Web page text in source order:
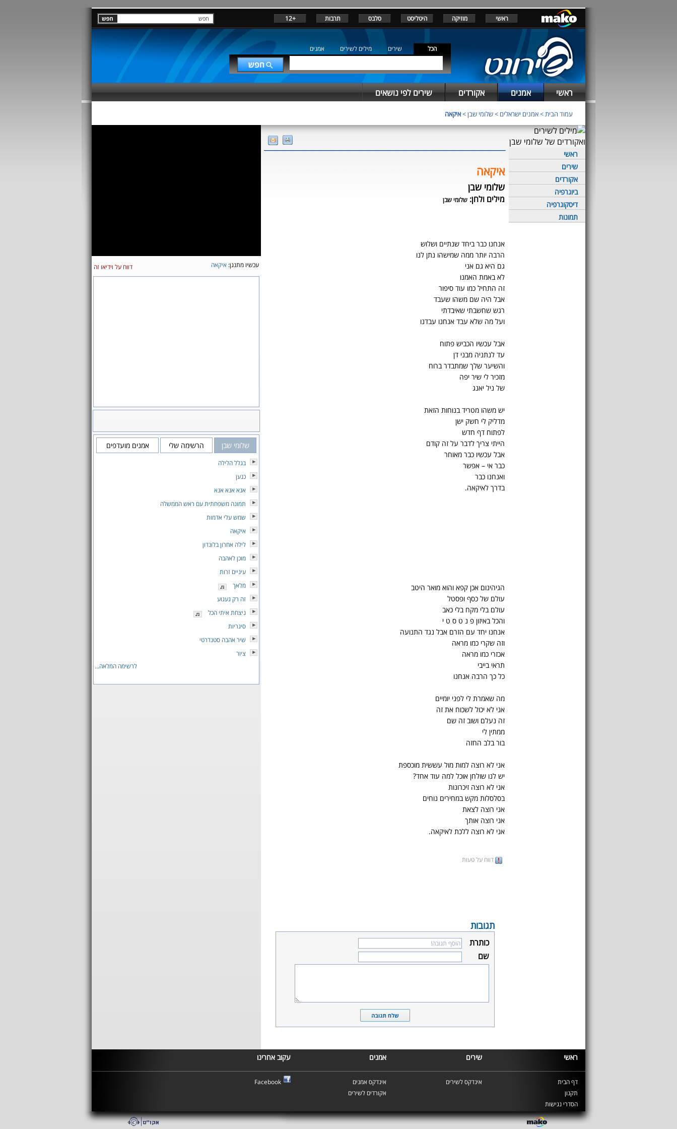
ראשי מוזיקה היטליסט סלבס תרבות +12
הכל שירים מילים לשירים אמנים
ראשי אמנים אקורדים שירים לפי נושאים
עמוד הבית>אמנים ישראלים >שלומי שבן>איקאה
ראשי
שירים
אקורדים
ביוגרפיה
דיסקוגרפיה
תמונות
איקאה
שלומי שבן
מילים ולחן: שלומי שבן
אנחנו כבר ביחד שנתיים ושלוש
הרבה יותר ממה שמישהו נתן לנו
גם היא גם אני
לא באמת האמנו
זה התחיל כמו עוד סיפור
אבל היה שם משהו שעבד
רגש שחשבתי שאיבדתי
ועל מה שלא עבד אנחנו עבדנו
אבל עכשיו הכביש פתוח
עד לנתניה מבני דן
והשיער שלך שמתבדר ברוח
מזכיר לי שיר יפה
של ניל יאנג
יש משהו מטריד בנוחות הזאת
מדליק לי חשק ישן
לפתוח דף חדש
הייתי צריך לדבר על זה קודם
אבל עכשיו כבר מאוחר
כבר אי – אפשר
ואנחנו כבר
בדרך לאיקאה.
הגיהינום אכן קפא והוא מואר היטב
עולם של כסף ופסטל
עולם בלי מקח בלי כאב
והכל באיזון פ נ ט ס ט י
אנחנו יחד עם הזרם אבל נגד התנועה
וזה שקרי כמו מראה
אכזרי כמו מראה
תראי בייבי
כל כך הרבה אנחנו
מה שאמרת לי לפני יומיים
אני לא יכול לשכוח את זה
זה נעלם ושוב זה שם
ממתין לי
בור בלב החזה
אני לא רוצה למות מול עששית מוכספת
יש לנו שולחן אוכל למה עוד אחד?
אני לא רוצה זיכרונות
בסלסלות מקש במחירים נוחים
אני רוצה לצאת
אני רוצה אותך
אני לא רוצה ללכת לאיקאה.
דווח על טעות
תגובות
כותרת
שם
עכשיו מתנגן: איקאה דווח על וידיאו זה
שלומי שבן הרשימה שלי אמנים מועדפים
בגלל הלילה
כנען
אנא אנא אנא
תמונה משפחתית עם ראש הממשלה
שמש עלי אדמות
איקאה
לילה אחרון בלונדון
מוכן לאהבה
עיניים זרות
מלאך
זה רק געגוע
ניצחת איתי הכל
סיגריות
שיר אהבה סטנדרטי
ציור
לרשימה המלאה...
ראשי שירים אמנים עקוב אחרינו
דף הבית
תקנון
הסדרי נגישות
אינדקס לשירים
אינדקס אמנים
אקורדים לשירים
Facebook